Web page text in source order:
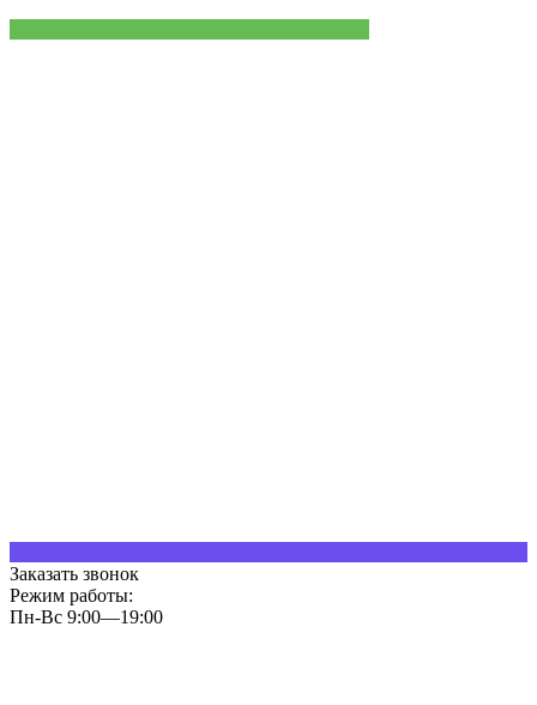
Заказать звонок
Режим работы:
Пн-Вс 9:00—19:00